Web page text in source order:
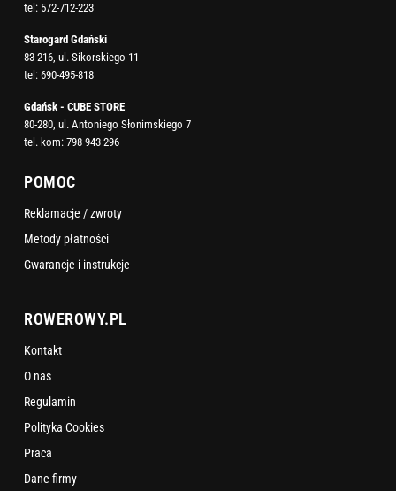
tel: 572-712-223
Starogard Gdański
83-216, ul. Sikorskiego 11
tel: 690-495-818
Gdańsk - CUBE STORE
80-280, ul. Antoniego Słonimskiego 7
tel. kom: 798 943 296
POMOC
Reklamacje / zwroty
Metody płatności
Gwarancje i instrukcje
ROWEROWY.PL
Kontakt
O nas
Regulamin
Polityka Cookies
Praca
Dane firmy